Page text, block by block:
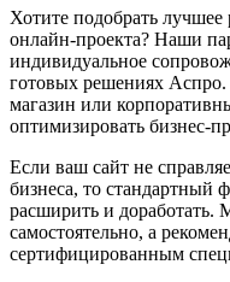
Хотите подобрать
онлайн-проекта? Наши
индивидуальное
готовых решениях
магазин или
оптимизировать бизнес-
Если ваш сайт не
бизнеса, то стандартный
расширить и доработать.
самостоятельно, а
сертифицированным